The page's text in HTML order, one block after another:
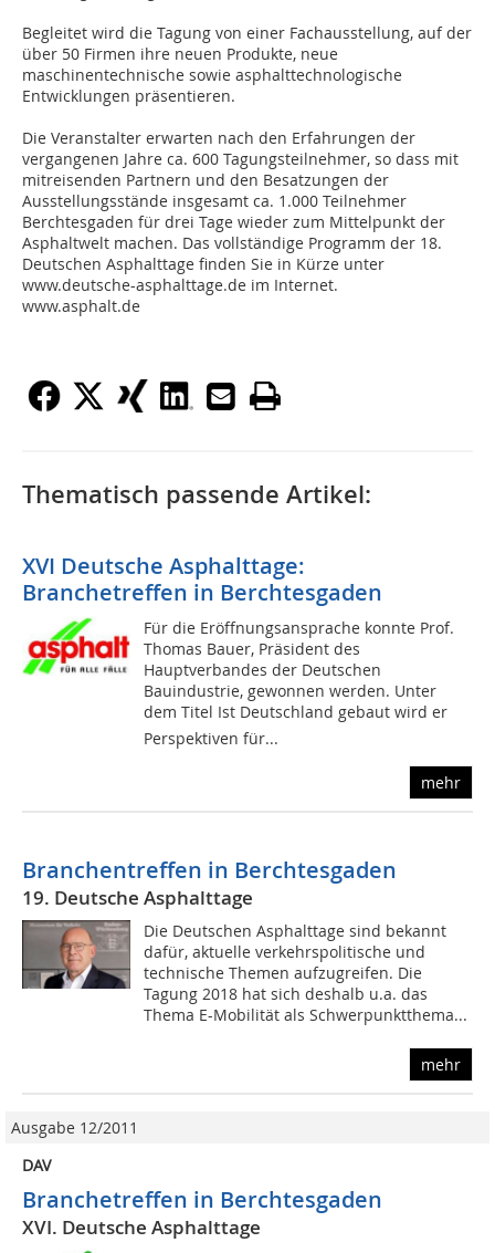
Begleitet wird die Tagung von einer Fachausstellung, auf der
über 50 Firmen ihre neuen Produkte, neue
maschinentechnische sowie asphalttechnologische
Entwicklungen präsentieren.
Die Veranstalter erwarten nach den Erfahrungen der
vergangenen Jahre ca. 600 Tagungsteilnehmer, so dass mit
mitreisenden Partnern und den Besatzungen der
Ausstellungsstände insgesamt ca. 1.000 Teilnehmer
Berchtesgaden für drei Tage wieder zum Mittelpunkt der
Asphaltwelt machen. Das vollständige Programm der 18.
Deutschen Asphalttage finden Sie in Kürze unter
www.deutsche-asphalttage.de im Internet.
www.asphalt.de
Thematisch passende Artikel:
XVI Deutsche Asphalttage:
Branchetreffen in Berchtesgaden
Für die Eröffnungsansprache konnte Prof.
Thomas Bauer, Präsident des
Hauptverbandes der Deutschen
Bauindustrie, gewonnen werden. Unter
dem Titel Ist Deutschland gebaut wird er
Perspektiven für...
mehr
Branchentreffen in Berchtesgaden
19. Deutsche Asphalttage
Die Deutschen Asphalttage sind bekannt
dafür, aktuelle verkehrspolitische und
technische Themen aufzugreifen. Die
Tagung 2018 hat sich deshalb u.a. das
Thema E-Mobilität als Schwerpunktthema...
mehr
Ausgabe 12/2011
DAV
Branchetreffen in Berchtesgaden
XVI. Deutsche Asphalttage